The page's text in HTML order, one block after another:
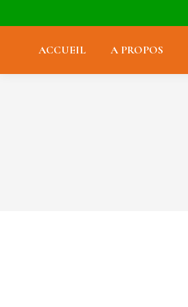
ACCUEIL A PROPOS